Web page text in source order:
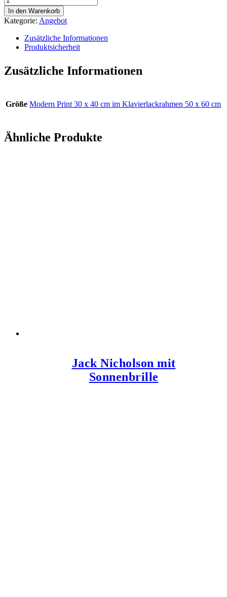
In den Warenkorb
Kategorie: Angebot
Zusätzliche Informationen
Produktsicherheit
Zusätzliche Informationen
Größe Modern Print 30 x 40 cm im Klavierlackrahmen 50 x 60 cm
Ähnliche Produkte
Jack Nicholson mit
Sonnenbrille